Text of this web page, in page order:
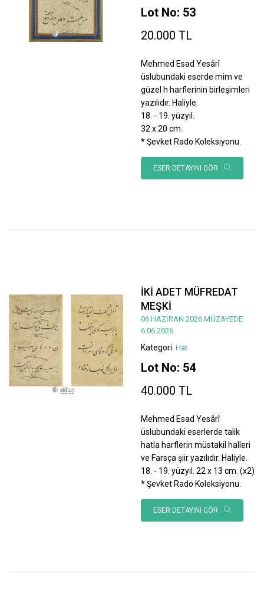
Lot No: 53
20.000 TL
Mehmed Esad Yesârî
üslubundaki eserde mim ve
güzel h harflerinin birleşimleri
yazılıdır. Haliyle.
18. - 19. yüzyıl.
32 x 20 cm.
* Şevket Rado Koleksiyonu.
ESER DETAYINI GÖR
İKİ ADET MÜFREDAT
MEŞKİ
06 HAZİRAN 2026 MÜZAYEDE
6.06.2026
Kategori: Hat
Lot No: 54
40.000 TL
Mehmed Esad Yesârî
üslubundaki eserlerde talik
hatla harflerin müstakil halleri
ve Farsça şiir yazılıdır. Haliyle.
18. - 19. yüzyıl. 22 x 13 cm. (x2)
* Şevket Rado Koleksiyonu.
ESER DETAYINI GÖR